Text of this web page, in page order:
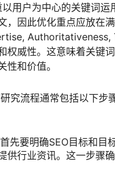
用户为中心的关键词
，因此优化重点应放在
权威性。这意味着关键
性和价值。
究流程通常包括以下步骤
先要明确SEO目标和目
行业资讯。这一步骤